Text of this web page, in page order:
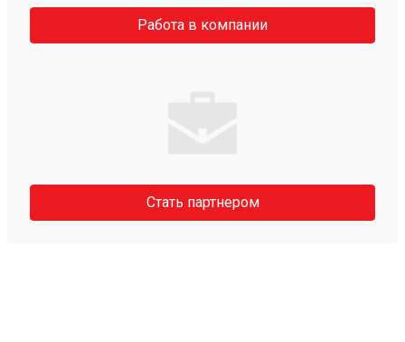
Работа в компании
Стать партнером